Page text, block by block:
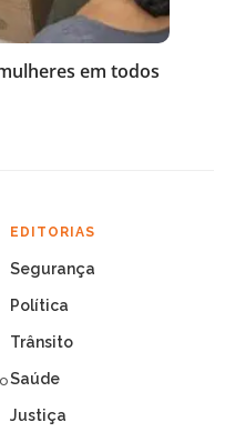
em todos
EDITORIAS
Segurança
Política
Trânsito
Saúde
Justiça